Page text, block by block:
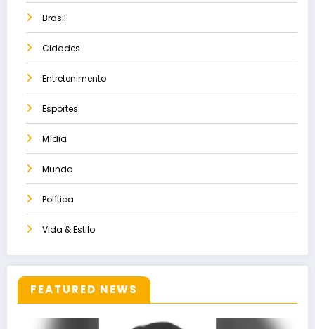
Brasil
Cidades
Entretenimento
Esportes
Mídia
Mundo
Política
Vida & Estilo
FEATURED NEWS